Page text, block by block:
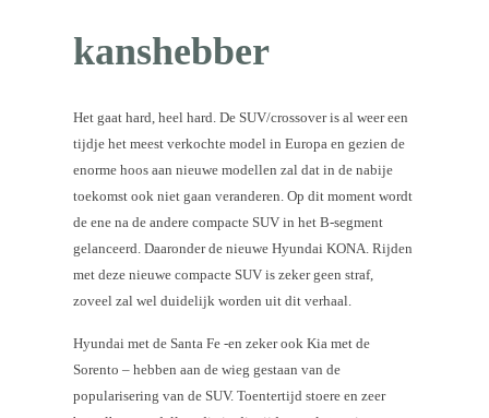
kanshebber
Het gaat hard, heel hard. De SUV/crossover is al weer een
tijdje het meest verkochte model in Europa en gezien de
enorme hoos aan nieuwe modellen zal dat in de nabije
toekomst ook niet gaan veranderen. Op dit moment wordt
de ene na de andere compacte SUV in het B-segment
gelanceerd. Daaronder de nieuwe Hyundai KONA. Rijden
met deze nieuwe compacte SUV is zeker geen straf,
zoveel zal wel duidelijk worden uit dit verhaal.
Hyundai met de Santa Fe -en zeker ook Kia met de
Sorento – hebben aan de wieg gestaan van de
popularisering van de SUV. Toentertijd stoere en zeer